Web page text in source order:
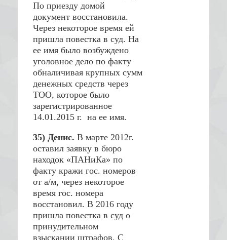
По приезду домой
документ восстановила.
Через некоторое время ей
пришла повестка в суд. На
ее имя было возбуждено
уголовное дело по факту
обналичивая крупных сумм
денежных средств через
ТОО, которое было
зарегистрированное
14.01.2015 г. на ее имя.
35) Денис. В марте 2012г.
оставил заявку в бюро
находок «ПАНиКа» по
факту кражи гос. номеров
от а/м, через некоторое
время гос. номера
восстановил. В 2016 году
пришла повестка в суд о
принудительном
взыскании штрафов. С